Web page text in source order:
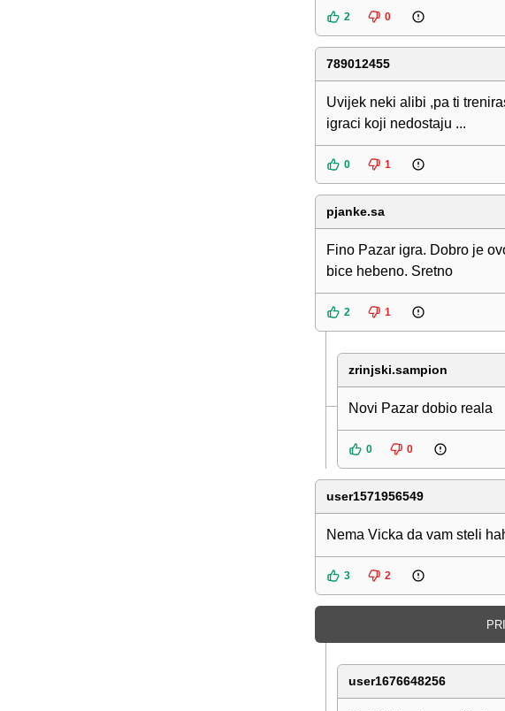
2 0
789012455
Uvijek neki alibi ,pa ti
igraci koji nedostaju ...
0 1
pjanke.sa
Fino Pazar igra. Dobro je
bice hebeno. Sretno
2 1
zrinjski.sampion
Novi Pazar dobio reala
0 0
user1571956549
Nema Vicka da vam steli
3 2
user1676648256